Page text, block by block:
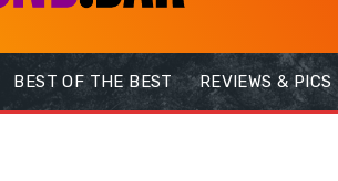
BEST OF THE BEST REVIEWS & PICS